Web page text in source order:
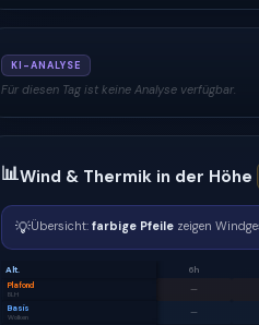
KI-ANALYSE
Für diesen Tag ist keine Analyse verfügbar.
📊Wind & Thermik in der Höhe
💡Übersicht: farbige Pfeile zeigen
Alt. 6h
Plafond
BLH —
Basis
Wolken —